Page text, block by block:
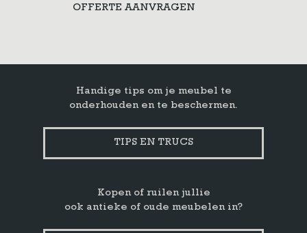
OFFERTE AANVRAGEN
Handige tips om je meubel te
onderhouden en te beschermen.
TIPS EN TRUCS
Kopen of ruilen jullie
ook antieke of oude meubelen in?